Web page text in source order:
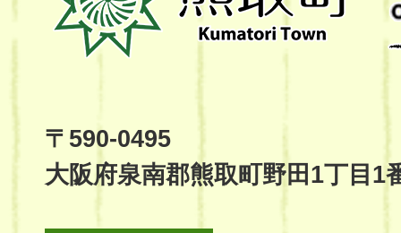
町
Kumatori
Site
〒590-0495
大阪府泉南郡熊取町野田1丁目1